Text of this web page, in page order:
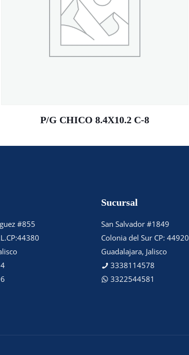
P/G CHICO 8.4X10.2 C-8
#855
Sucursal
San Salvador #1849
Colonia del Sur CP: 44920
Guadalajara, Jalisco
3338114578
3322544581